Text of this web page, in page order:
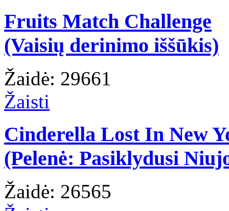
Fruits Match Challenge
(Vaisių derinimo iššūkis)
Žaidė: 29661
Žaisti
Cinderella Lost In New
(Pelenė: Pasiklydusi
Žaidė: 26565